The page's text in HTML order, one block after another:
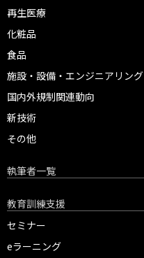
再生医療
化粧品
食品
施設・設備・エンジニアリング
国内外規制関連動向
新技術
その他
執筆者一覧
教育訓練支援
セミナー
eラーニング